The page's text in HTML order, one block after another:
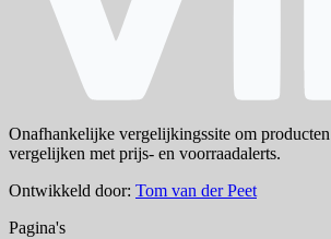
Onafhankelijke vergelijkingssite om
vergelijken met prijs- en voorraadalerts.
Ontwikkeld door: Tom van der Peet
Pagina's